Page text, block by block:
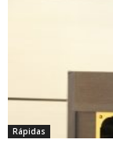
Rápidas